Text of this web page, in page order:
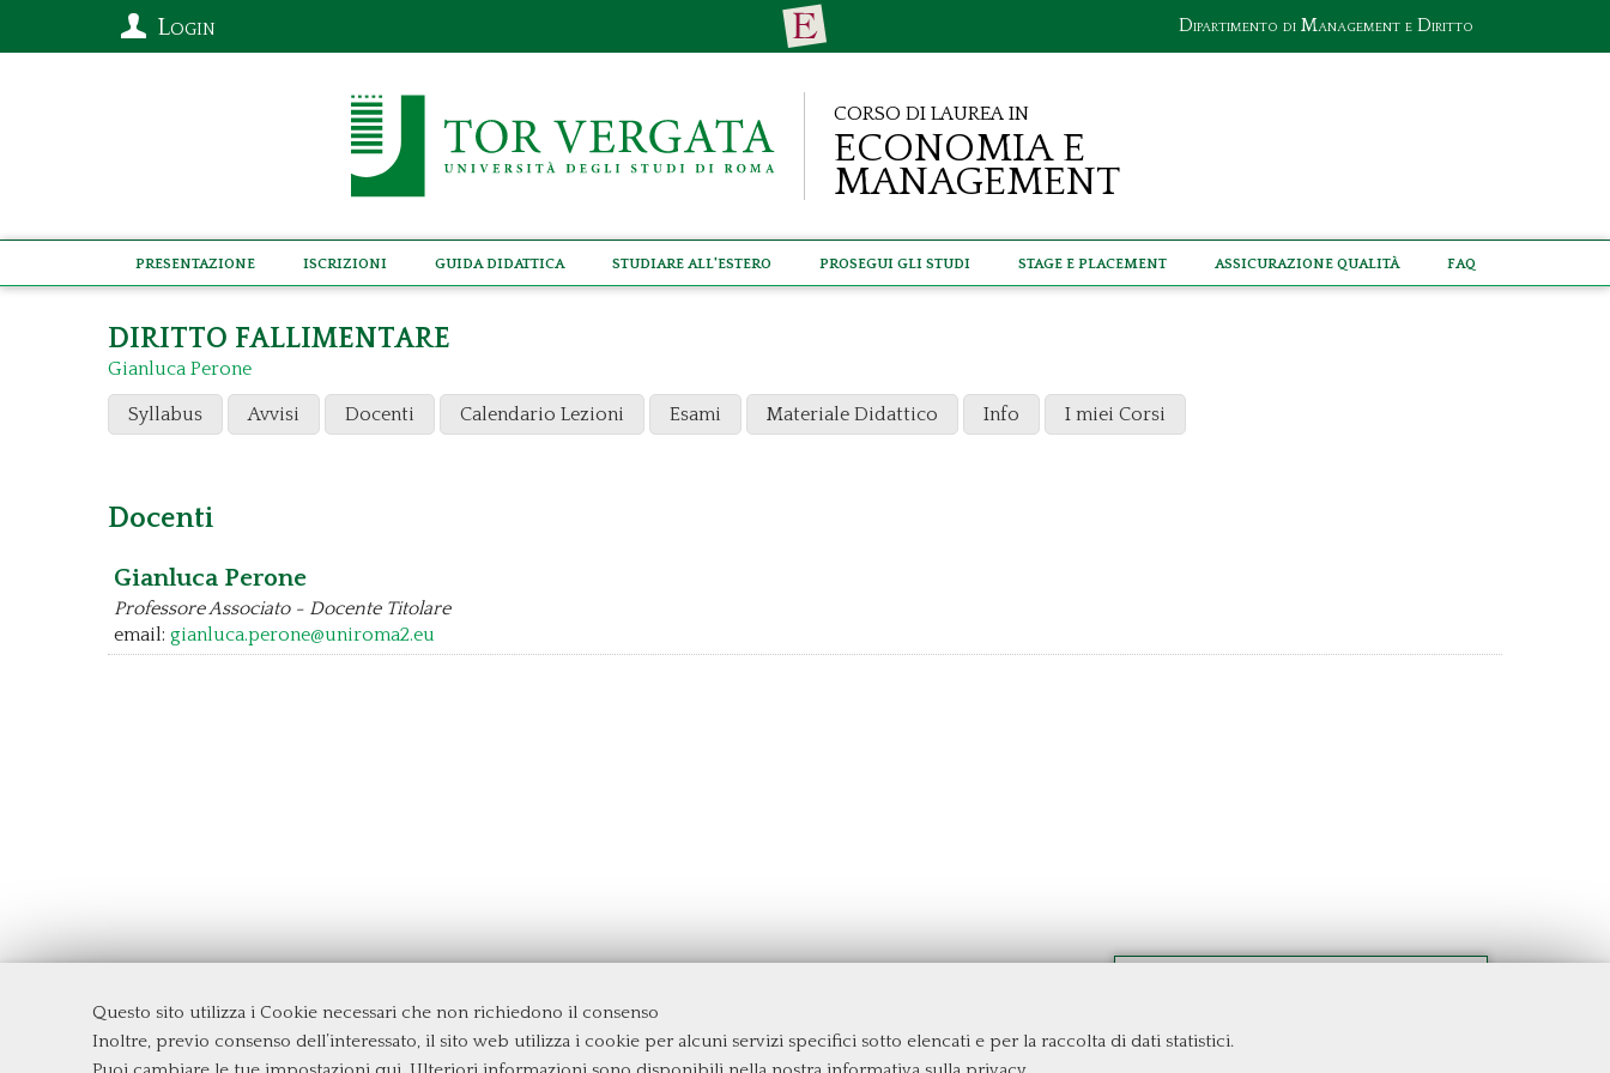
Questo sito utilizza i Cookie necessari che non richiedono il consenso
Inoltre, previo consenso dell’interessato, il sito web utilizza i cookie per alcuni servizi specifici sotto elencati e per la raccolta di dati statistici.
Dipartimento di Management e Diritto
Login
Corso di Laurea in
Economia e
Management
Presentazione Iscrizioni Guida didattica Studiare all'estero Prosegui gli studi Stage e Placement Assicurazione Qualità Faq
DIRITTO FALLIMENTARE
Gianluca Perone
Syllabus Avvisi Docenti Calendario Lezioni Esami Materiale Didattico Info I miei Corsi
Docenti
Gianluca Perone
Professore Associato - Docente Titolare
email: gianluca.perone@uniroma2.eu
Dipartimento di Management e Diritto
Università degli Studi di RomaTor Vergata